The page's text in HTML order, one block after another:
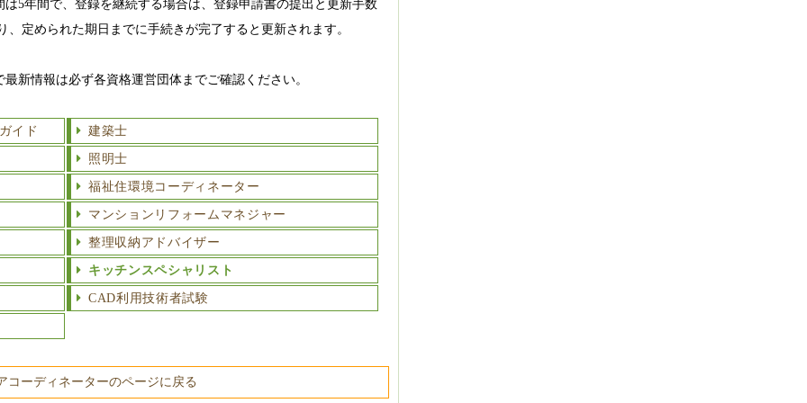
5年間で、登録を継続する場合は、登録申請書の提出と更新手数
、定められた期日までに手続きが完了すると更新されます。
新情報は必ず各資格運営団体までご確認ください。
イド 建築士
照明士
福祉住環境コーディネーター
マンションリフォームマネジャー
整理収納アドバイザー
キッチンスペシャリスト
CAD利用技術者試験
コーディネーターのページに戻る